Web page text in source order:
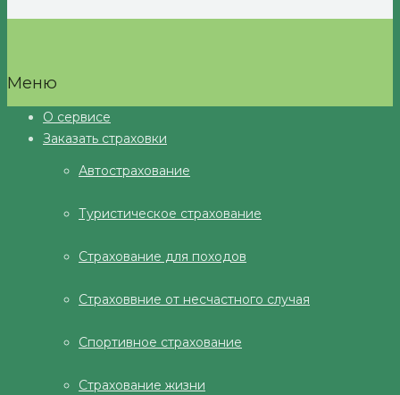
Меню
О сервисе
Заказать страховки
Автострахование
Туристическое страхование
Страхование для походов
Страховвние от несчастного случая
Спортивное страхование
Страхование жизни